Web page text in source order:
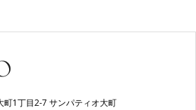
1丁目2-7 サンパティオ大町